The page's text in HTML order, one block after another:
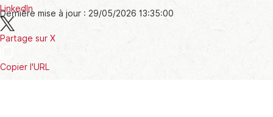
Dernière mise à jour : 29/05/2026 13:35:00
LinkedIn
Partage sur X
Copier l'URL